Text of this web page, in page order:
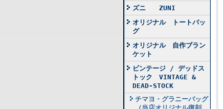
ズニ ZUNI
オリジナル トートバッ
グ
オリジナル 自作ブラン
ケット
ビンテージ / デッドス
トック VINTAGE &
DEAD-STOCK
チマヨ・グラニーバッグ